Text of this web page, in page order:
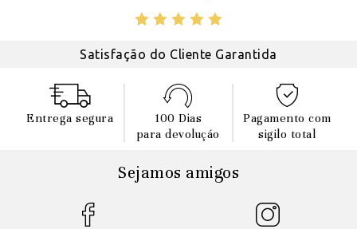
Satisfação do Cliente Garantida
Entrega segura
100 Dias
para devoluçáo
Pagamento com
sigilo total
Sejamos amigos